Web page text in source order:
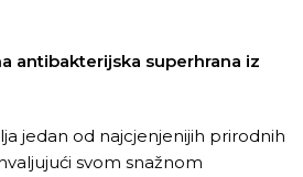
antibakterijska superhrana iz
jedan od najcjenjenijih prirodnih
svom snažnom